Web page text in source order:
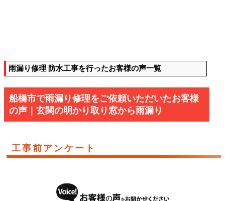
雨漏り修理 防水工事を行ったお客様の声一覧
船橋市で雨漏り修理をご依頼いただいたお客様
の声｜玄関の明かり取り窓から雨漏り
工事前アンケート